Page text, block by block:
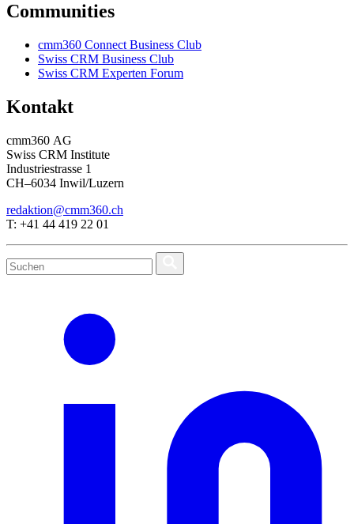
Communities
cmm360 Connect Business Club
Swiss CRM Business Club
Swiss CRM Experten Forum
Kontakt
cmm360 AG
Swiss CRM Institute
Industriestrasse 1
CH–6034 Inwil/Luzern
redaktion@cmm360.ch
T: +41 44 419 22 01